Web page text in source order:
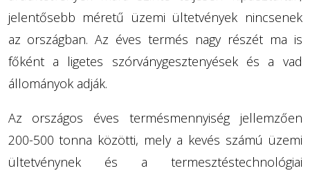
jelentősebb méretű üzemi ültetvények nincsenek
az országban. Az éves termés nagy részét ma is
főként a ligetes szórványgesztenyések és a vad
állományok adják.
Az országos éves termésmennyiség jellemzően
200-500 tonna közötti, mely a kevés számú üzemi
ültetvénynek és a termesztéstechnológiai